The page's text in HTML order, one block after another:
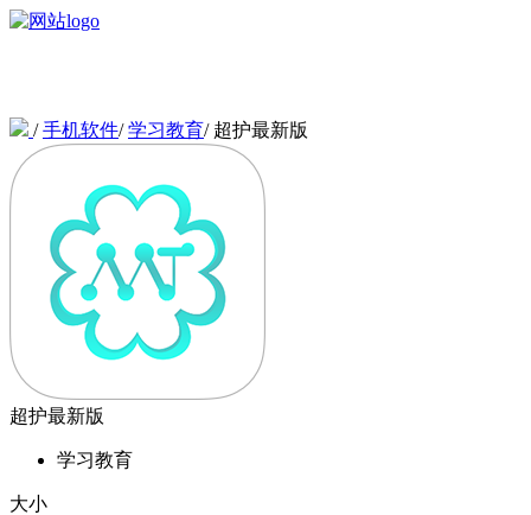
/手机软件/学习教育/ 超护最新版
超护最新版
学习教育
大小